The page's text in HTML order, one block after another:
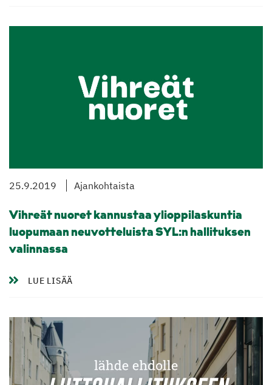
25.9.2019 Ajankohtaista
Vihreät nuoret kannustaa ylioppilaskuntia
luopumaan neuvotteluista SYL:n hallituksen
valinnassa
LUE LISÄÄ